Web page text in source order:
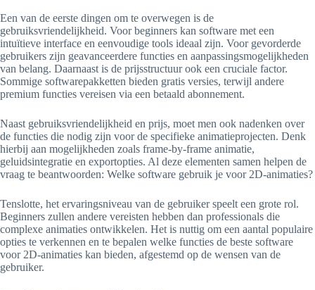
Een van de eerste dingen om te overwegen is de
gebruiksvriendelijkheid. Voor beginners kan software met een
intuïtieve interface en eenvoudige tools ideaal zijn. Voor gevorderde
gebruikers zijn geavanceerdere functies en aanpassingsmogelijkheden
van belang. Daarnaast is de prijsstructuur ook een cruciale factor.
Sommige softwarepakketten bieden gratis versies, terwijl andere
premium functies vereisen via een betaald abonnement.
Naast gebruiksvriendelijkheid en prijs, moet men ook nadenken over
de functies die nodig zijn voor de specifieke animatieprojecten. Denk
hierbij aan mogelijkheden zoals frame-by-frame animatie,
geluidsintegratie en exportopties. Al deze elementen samen helpen de
vraag te beantwoorden: Welke software gebruik je voor 2D-animaties?
Tenslotte, het ervaringsniveau van de gebruiker speelt een grote rol.
Beginners zullen andere vereisten hebben dan professionals die
complexe animaties ontwikkelen. Het is nuttig om een aantal populaire
opties te verkennen en te bepalen welke functies de beste software
voor 2D-animaties kan bieden, afgestemd op de wensen van de
gebruiker.